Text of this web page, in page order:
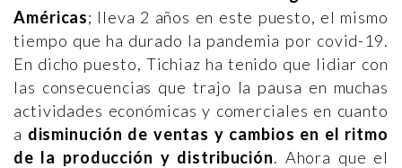
Américas; lleva 2 años en este puesto, el mismo
tiempo que ha durado la pandemia por covid-19.
En dicho puesto, Tichiaz ha tenido que lidiar con
las consecuencias que trajo la pausa en muchas
actividades económicas y comerciales en cuanto
a disminución de ventas y cambios en el ritmo
de la producción y distribución. Ahora que el